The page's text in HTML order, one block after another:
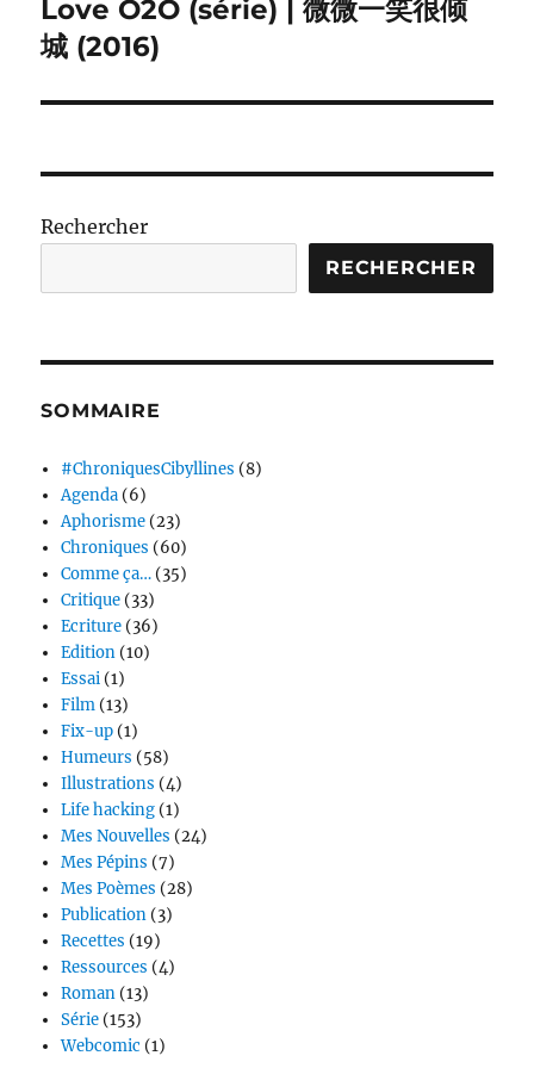
Publication
suivante :
Love O2O (série) | 微微一笑很倾
城 (2016)
Rechercher
RECHERCHER
SOMMAIRE
#ChroniquesCibyllines (8)
Agenda(6)
Aphorisme(23)
Chroniques (60)
Comme ça…(35)
Critique(33)
Ecriture(36)
Edition(10)
Essai(1)
Film(13)
Fix-up(1)
Humeurs (58)
Illustrations (4)
Life hacking(1)
Mes Nouvelles (24)
Mes Pépins (7)
Mes Poèmes (28)
Publication(3)
Recettes (19)
Ressources (4)
Roman(13)
Série(153)
Webcomic (1)